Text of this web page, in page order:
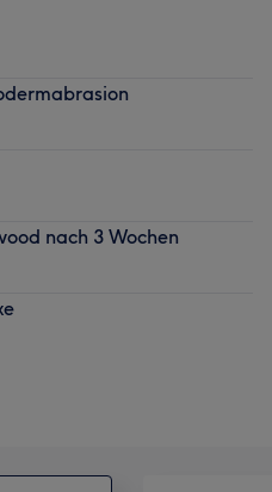
nach 3 Wochen